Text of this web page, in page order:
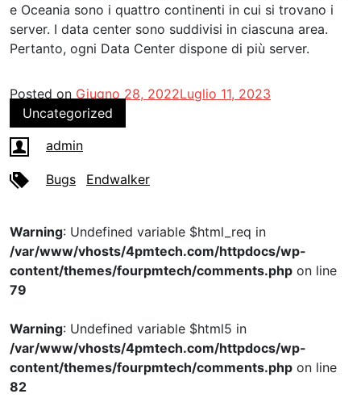
e Oceania sono i quattro continenti in cui si trovano i
server. I data center sono suddivisi in ciascuna area.
Pertanto, ogni Data Center dispone di più server.
Posted on Giugno 28, 2022Luglio 11, 2023
Uncategorized
admin
Bugs Endwalker
Warning: Undefined variable $html_req in
/var/www/vhosts/4pmtech.com/httpdocs/wp-
content/themes/fourpmtech/comments.php on line
79
Warning: Undefined variable $html5 in
/var/www/vhosts/4pmtech.com/httpdocs/wp-
content/themes/fourpmtech/comments.php on line
82